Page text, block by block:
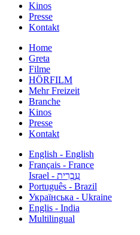
Kinos
Presse
Kontakt
Home
Greta
Filme
HÖRFILM
Mehr Freizeit
Branche
Kinos
Presse
Kontakt
English - English
Français - France
עִבְרִית - Israel
Português - Brazil
Українська - Ukraine
Englis - India
Multilingual